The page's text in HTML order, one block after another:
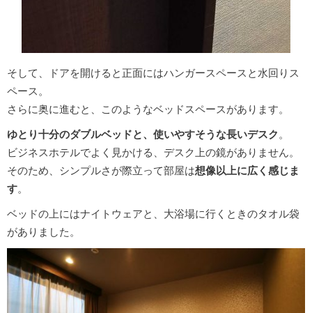
そして、ドアを開けると正面にはハンガースペースと水回りス
ペース。
さらに奥に進むと、このようなベッドスペースがあります。
ゆとり十分のダブルベッドと、使いやすそうな長いデスク 。
ビジネスホテルでよく見かける、デスク上の鏡がありません。
そのため、シンプルさが際立って部屋は想像以上に広く感じま
す。
ベッドの上にはナイトウェアと、大浴場に行くときのタオル袋
がありました。